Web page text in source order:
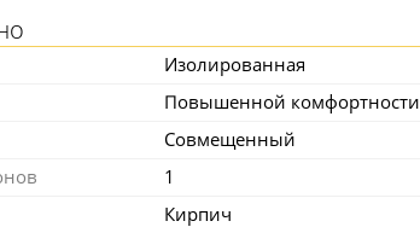
Изолированная
Повышенной комфортности
Совмещенный
1
Кирпич